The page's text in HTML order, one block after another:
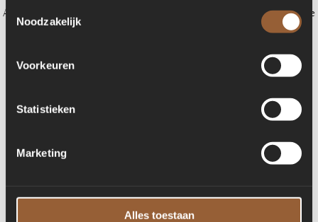
Toestemmingsselectie
Noodzakelijk
Voorkeuren
Statistieken
Marketing
Alles toestaan
Application error: a client-side exception has occurred (see the browser console